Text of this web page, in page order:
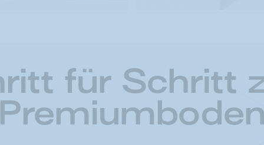
für Schritt
Premiumboden